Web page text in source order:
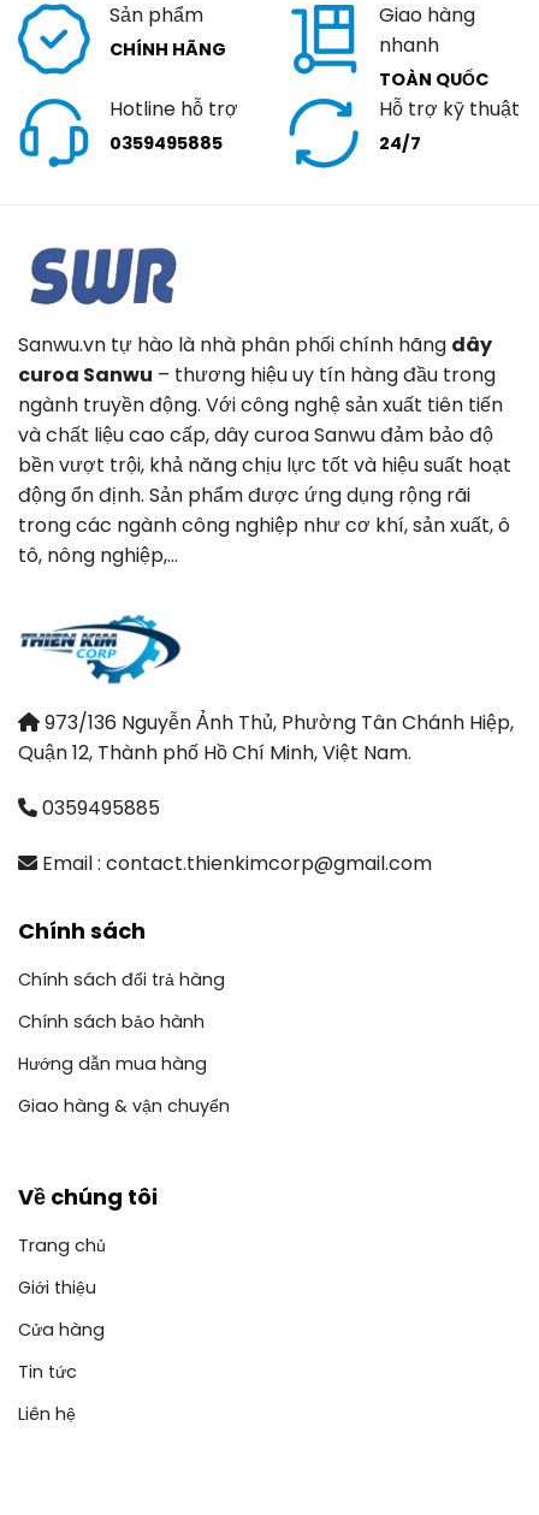
Sản phẩm
CHÍNH HÃNG
Giao hàng
nhanh
TOÀN QUỐC
Hotline hỗ trợ
0359495885
Hỗ trợ kỹ thuật
24/7
Sanwu.vn tự hào là nhà phân phối chính hãng dây
curoa Sanwu – thương hiệu uy tín hàng đầu trong
ngành truyền động. Với công nghệ sản xuất tiên tiến
và chất liệu cao cấp, dây curoa Sanwu đảm bảo độ
bền vượt trội, khả năng chịu lực tốt và hiệu suất hoạt
động ổn định. Sản phẩm được ứng dụng rộng rãi
trong các ngành công nghiệp như cơ khí, sản xuất, ô
tô, nông nghiệp,…
973/136 Nguyễn Ảnh Thủ, Phường Tân Chánh Hiệp,
Quận 12, Thành phố Hồ Chí Minh, Việt Nam.
0359495885
Email : contact.thienkimcorp@gmail.com
Chính sách
Chính sách đổi trả hàng
Chính sách bảo hành
Hướng dẫn mua hàng
Giao hàng & vận chuyển
Về chúng tôi
Trang chủ
Giới thiệu
Cửa hàng
Tin tức
Liên hệ